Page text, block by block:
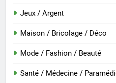
Jeux / Argent
Maison / Bricolage / Déco
Mode / Fashion / Beauté
Santé / Médecine /